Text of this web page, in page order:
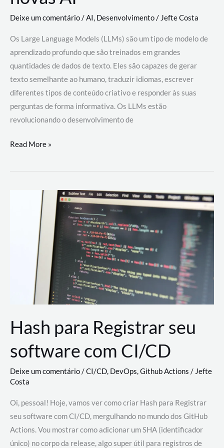
Deixe um comentário/AI, Desenvolvimento/ Jefte Costa
Os Large Language Models (LLMs) são um tipo de modelo de
aprendizado profundo que são treinados em grandes
quantidades de dados de texto. Eles são capazes de gerar
texto semelhante ao humano, traduzir idiomas, escrever
diferentes tipos de conteúdo criativo e responder às suas
perguntas de forma informativa. Os LLMs estão
revolucionando o desenvolvimento de
Large
Models
revolucionando
desenvolvimento
Read More »
Hash para Registrar seu
software com CI/CD
Deixe um comentário/CI/CD, DevOps,Github Actions /Jefte
Costa
Oi, pessoal! Hoje, vamos ver como criar Hash para Registrar
seu software com CI/CD, mergulhando no mundo dos GitHub
Actions. Vou mostrar como adicionar um SHA (identificador
único) no corpo da release, algo super útil para registros de